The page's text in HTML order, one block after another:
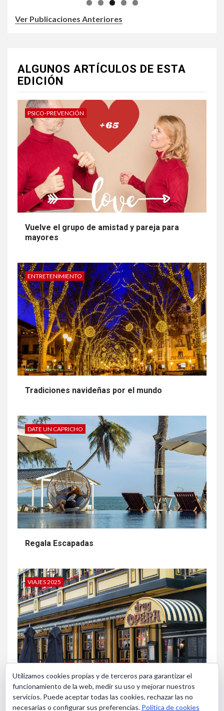
Ver Publicaciones Anteriores
ALGUNOS ARTÍCULOS DE ESTA
EDICIÓN
PSICO-PREVENCIÓN
Vuelve el grupo de amistad y pareja para
mayores
ENTRETENIMIENTO
Tradiciones navideñas por el mundo
DATE UN CAPRICHO
Regala Escapadas
VIAJES 2025
Bruselas en Navidad
Utilizamos cookies propias y de terceros para garantizar el
funcionamiento de la web, medir su uso y mejorar nuestros
servicios. Puede aceptar todas las cookies, rechazar las no
necesarias o configurar sus preferencias. Política de cookies